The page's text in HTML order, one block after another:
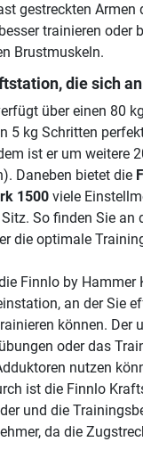
gestreckten Armen
trainieren oder
Brustmuskeln.
die sich
über einen 80
5 kg Schritten
ist er um weitere
Daneben bietet die
1500 viele
So finden Sie an
die optimale
Finnlo by
an der Sie
können. Der
oder das
nutzen
ist die Finnlo
und die
da die